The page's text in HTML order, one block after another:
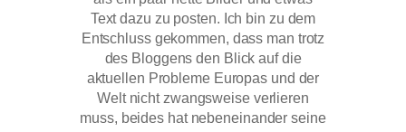
Text dazu zu posten. Ich bin zu dem
Entschluss gekommen, dass man trotz
des Bloggens den Blick auf die
aktuellen Probleme Europas und der
Welt nicht zwangsweise verlieren
muss, beides hat nebeneinander seine